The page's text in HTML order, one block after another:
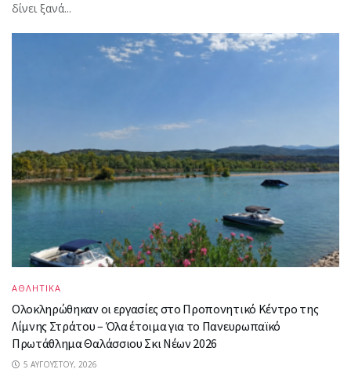
δίνει ξανά...
ΑΘΛΗΤΙΚΑ
Ολοκληρώθηκαν οι εργασίες στο Προπονητικό Κέντρο της
Λίμνης Στράτου – Όλα έτοιμα για το Πανευρωπαϊκό
Πρωτάθλημα Θαλάσσιου Σκι Νέων 2026
5 ΑΥΓΟΎΣΤΟΥ, 2026